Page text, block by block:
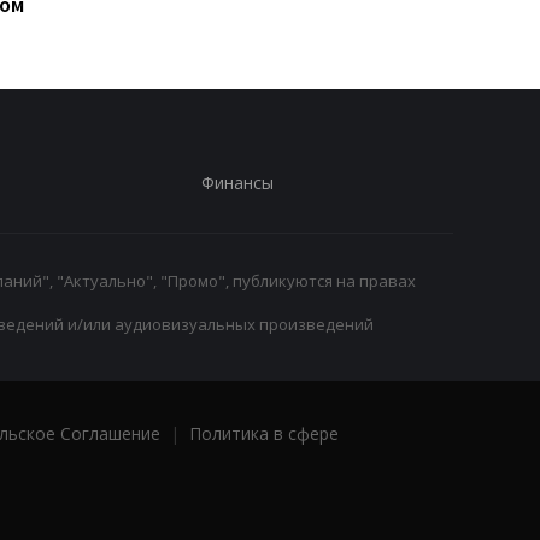
Финансы
"Актуально", "Промо", публикуются на правах
и/или аудиовизуальных произведений
Соглашение | Политика в сфере